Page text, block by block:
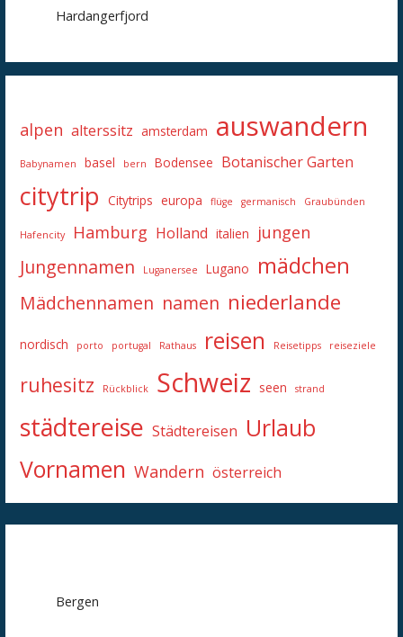
Hardangerfjord
alpen alterssitz amsterdam auswandern
Babynamen basel bern Bodensee Botanischer Garten
citytrip Citytrips europa flüge germanisch Graubünden
Hafencity Hamburg Holland italien jungen
Jungennamen Luganersee Lugano mädchen
Mädchennamen namen niederlande
nordisch porto portugal Rathaus reisen Reisetipps reiseziele
ruhesitz Rückblick Schweiz seen strand
städtereise Städtereisen Urlaub
Vornamen Wandern österreich
Bergen